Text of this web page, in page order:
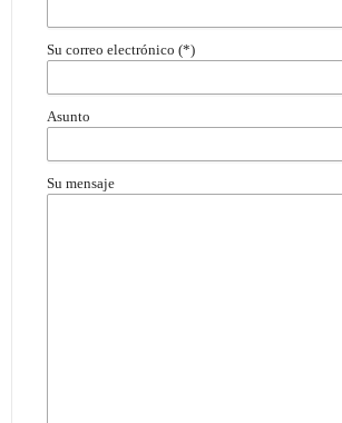
Su correo electrónico (*)
Asunto
Su mensaje